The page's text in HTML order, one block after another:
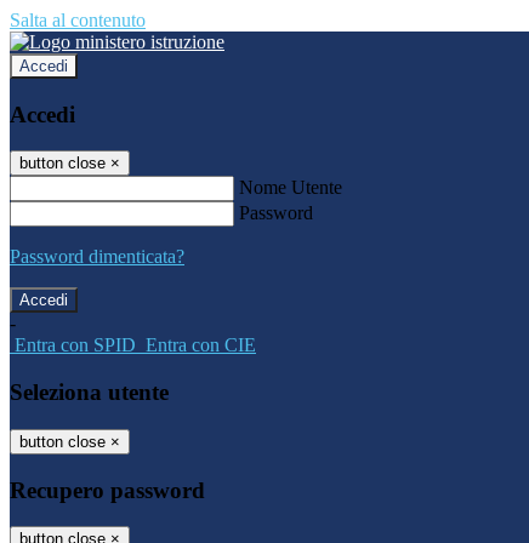
Salta al contenuto
Accedi
Accedi
button close ×
Nome Utente
Password
Password dimenticata?
-
Entra con SPID Entra con CIE
Seleziona utente
button close ×
Recupero password
button close ×